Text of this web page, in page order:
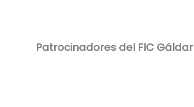
Patrocinadores del FIC Gáldar​